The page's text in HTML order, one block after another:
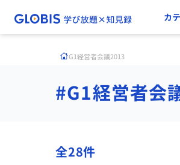
カ
G1経営者会議2013
#G1経営者会
全28件